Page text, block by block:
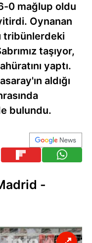
0 mağlup oldu
Oynanan
tribünlerdeki
taşıyor,
yaptı.
aldığı
bulundu.
-